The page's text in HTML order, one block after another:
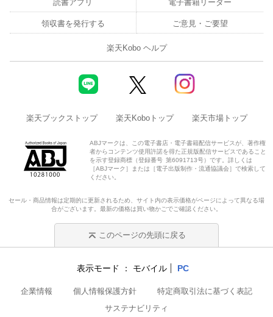
読書アプリ 電子書籍リーダー
領収書を発行する ご意見・ご要望
楽天Kobo ヘルプ
楽天ブックストップ 楽天Koboトップ 楽天市場トップ
ABJマークは、この電子書店・電子書籍配信サービスが、著作権
者からコンテンツ使用許諾を得た正規版配信サービスであること
を示す登録商標（登録番号 第6091713号）です。詳しくは
［ABJマーク］または［電子出版制作・流通協議会］で検索して
ください。
セール・商品情報は定期的に更新されるため、サイト内の表示価格がページによって異なる場
合がございます。最新の価格は買い物かごでご確認ください。
このページの先頭に戻る
表示モード モバイル PC
企業情報 個人情報保護方針
特定商取引法に基づく表記
サステナビリティ